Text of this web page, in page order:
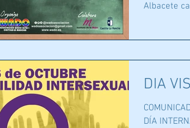
Albacete
DIA
DÍA